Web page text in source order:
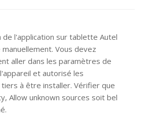
de l'application sur tablette Autel
Vous devez
aller dans les paramètres de
et autorisé les
à être installer. Vérifier que
Allow unknown sources soit bel